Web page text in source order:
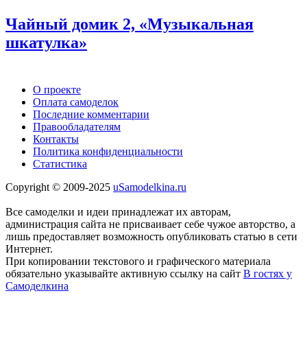
Чайный домик 2, «Музыкальная
шкатулка»
О проекте
Оплата самоделок
Последние комментарии
Правообладателям
Контакты
Политика конфиденциальности
Статистика
Copyright © 2009-2025 uSamodelkina.ru
Все самоделки и идеи принадлежат их авторам,
администрация сайта не присваивает себе чужое авторство, а
лишь предоставляет возможность опубликовать статью в сети
Интернет.
При копировании текстового и графического материала
обязательно указывайте активную ссылку на сайт В гостях у
Самоделкина